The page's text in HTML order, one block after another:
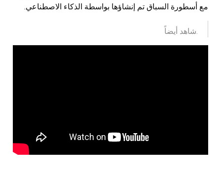
مع أسطورة السباق تم إنشاؤها بواسطة الذكاء الاصطناعي.
.شاهد أيضاً